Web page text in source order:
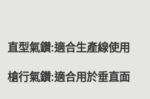
直型氣鑚:適合生產線使用
槍行氣鑚:適合用於垂直面